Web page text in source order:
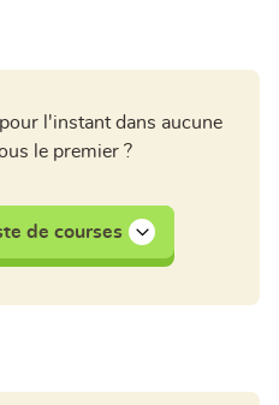
l'instant dans aucune
le premier ?
de courses